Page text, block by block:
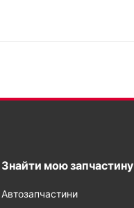
Знайти мою запчастину
Автозапчастини